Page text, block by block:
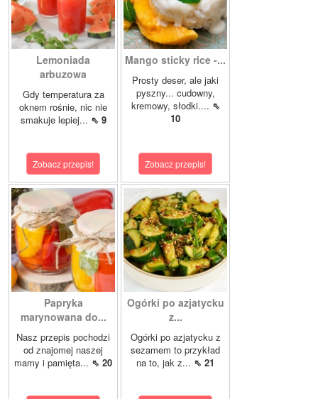
Lemoniada
arbuzowa
Gdy temperatura za
oknem rośnie, nic nie
smakuje lepiej... ⇖ 9
Zobacz przepis!
Mango sticky rice -...
Prosty deser, ale jaki
pyszny... cudowny,
kremowy, słodki.... ⇖
10
Zobacz przepis!
Papryka
marynowana do...
Nasz przepis pochodzi
od znajomej naszej
mamy i pamięta... ⇖ 20
Ogórki po azjatycku
z...
Ogórki po azjatycku z
sezamem to przykład
na to, jak z... ⇖ 21